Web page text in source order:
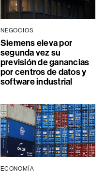
NEGOCIOS
Siemens eleva por
segunda vez su
previsión de ganancias
por centros de datos y
software industrial
ECONOMÍA